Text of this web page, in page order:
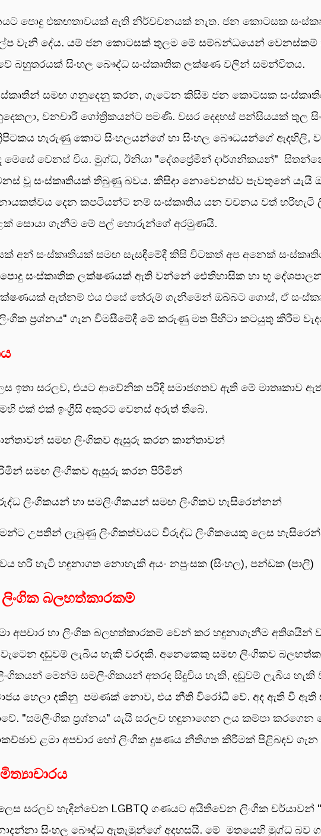
පොදු එකඟතාවයක් ඇති නිර්වචනයක් නැත. ජන කොටසක
වැනි දේය. යම් ජන කොටසක් තුලම මේ සම්බන්ධයෙන් වෙනස්කම්
බහුතරයක් සිංහල බෞද්ධ සංස්කෘතික ලක්ෂණ වලින් සමන්විතය.
සමඟ ගනුදෙනු කරන, ගැටෙන කිසිම ජන කොටසක
වනචාරී ගෝත්‍රිකයන්ට පමණි. වසර දෙදහස් පන්සියයක් තුල
හැරුණු කොට සිංහලයන්ගේ හා සිංහල බෞධයන්ගේ ඇදහිලි,
මෙසේ වෙනස් විය. මුග්ධ, ඊනියා "දේශප්‍රේමීන් දාර්ශනිකයන්"
වූ සංස්කෘතියක් තිබුණු බවය. කිසිදා නොවෙනස්ව පැවතුනේ යැයි
දෙන කපටියන්ට නම් සංස්කෘතිය යන වචනය වත් හරිහැටි
සොයා ගැනීම මේ පල් හොරුන්ගේ අරමුණයි.
අන් සංස්කෘතියක් සමඟ සැසඳීමේදී කිසි විටකත් අප අනෙක්
සංස්කෘතික ලක්ෂණයක් ඇති වන්නේ ඓතිහාසික හා භූ දේශපාලන
ඇත්නම් එය එසේ තේරුම් ගැනීමෙන් ඔබ්බට ගොස්, ඒ
ප්‍රශ්නය" ගැන විමසීමේදී මේ කරුණු මත පිහිටා කටයුතු කිරීම
ඉතා සරලව, එයට ආවේනික පරිදි සමාජගතව ඇති මේ මාතෘකාව
එක් එක් ඉංග්‍රීසි අකුරට වෙනස් අරුත් තිබේ.
සමඟ ලිංගිකව ඇසුරු කරන කාන්තාවන්
සමඟ ලිංගිකව ඇසුරු කරන පිරිමින්
ලිංගිකයන් හා සමලිංගිකයන් සමඟ ලිංගිකව හැසිරෙන්නන්
තමන්ට උපතින් ලැබුණු ලිංගිකත්වයට විරුද්ධ ලිංගිකයෙකු ලෙස
හරි හැටි හඳුනාගත නොහැකි අය- නපුංසක (සිංහල), පන්ඩක (පාලි)
ලිංගික බලහත්කාරකම්
අපචාර හා ලිංගික බලහත්කාරකම් වෙන් කර හඳුනාගැනීම
දඬුවම් ලැබිය හැකි වරදකි. අනෙකෙකු සමඟ ලිංගිකව
මෙන්ම සමලිංගිකයන් අතරද සිදුවිය හැකි, දඬුවම් ලැබිය
හෙලා දකිනු පමණක් නොව, එය නීති විරෝධී වේ. අද ඇති වී ඇති
"සමලිංගික ප්‍රශ්නය" යැයි සරලව හඳුනාගෙන ලය කම්පා කරගෙන
ළමා අපචාර හෝ ලිංගික දුෂණය නීතිගත කිරීමක් පිළිබඳව ගැන
සරලව හැදින්වෙන LGBTQ ගණයට අයිතිවෙන ලිංගික චර්යාවන්
සිංහල බෞද්ධ ඇතැමුන්ගේ අදහසයි. මේ මතයෙහි මුග්ධ බව